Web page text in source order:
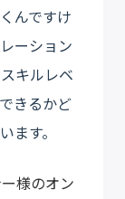
んですけ
ーション
キルレベ
きるかど
ます。
様のオン